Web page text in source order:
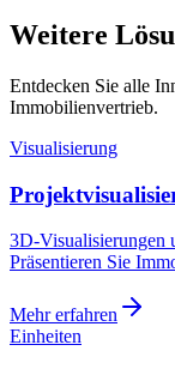
Weitere
Entdecken Sie alle
Immobilienvertrieb.
Visualisierung
3D-Visualisierungen
Präsentieren Sie
Mehr erfahren
Einheiten